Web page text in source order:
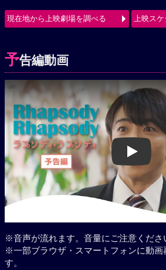
現在地から上映劇場を調べる 上映スケ
予告編動画
Play
※音声が流れます。音量にご注意くださ
※一部ブラウザ・スマートフォンに動画
す。